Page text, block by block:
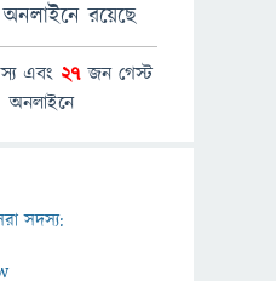
রয়েছে
এবং 27জন গেস্ট
অনলাইনে
সদস্য: